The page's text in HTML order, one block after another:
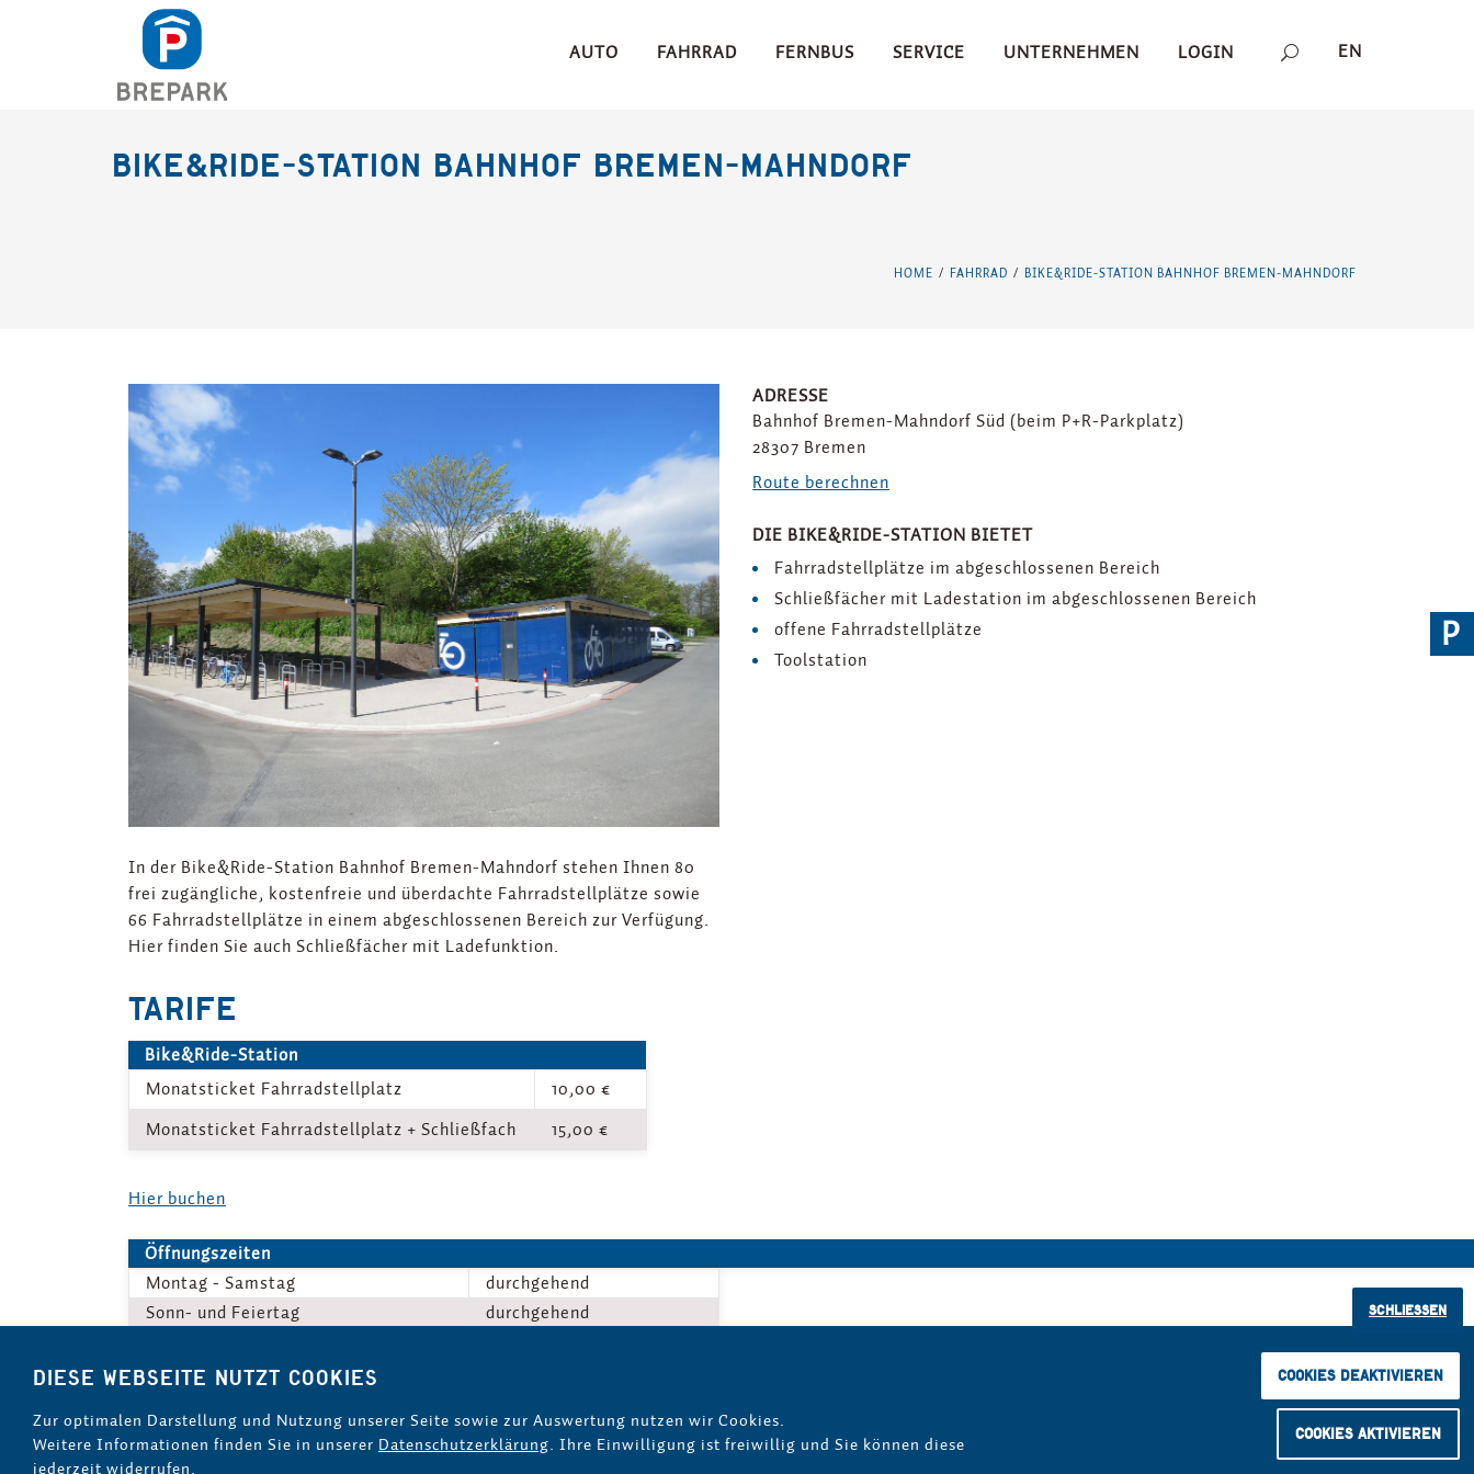
Schließen
Diese Webseite nutzt Cookies
Zur optimalen Darstellung und Nutzung unserer Seite sowie zur Auswertung nutzen wir Cookies.
Weitere Informationen finden Sie in unserer Datenschutzerklärung. Ihre Einwilligung ist freiwillig und Sie können diese
jederzeit widerrufen.
AUTO FAHRRAD FERNBUS SERVICE UNTERNEHMEN LOGIN EN
P
BIKE&RIDE-STATION BAHNHOF BREMEN-MAHNDORF
HOME / FAHRRAD / BIKE&RIDE-STATION BAHNHOF BREMEN-MAHNDORF
In der Bike&Ride-Station Bahnhof Bremen-Mahndorf stehen Ihnen 80
frei zugängliche, kostenfreie und überdachte Fahrradstellplätze sowie
66 Fahrradstellplätze in einem abgeschlossenen Bereich zur Verfügung.
Hier finden Sie auch Schließfächer mit Ladefunktion.
TARIFE
Bike&Ride-Station
Monatsticket Fahrradstellplatz
10,00 €
Monatsticket Fahrradstellplatz + Schließfach
15,00 €
Hier buchen
Öffnungszeiten
Montag - Samstag
durchgehend
Sonn- und Feiertag
durchgehend
ADRESSE
Bahnhof Bremen-Mahndorf Süd (beim P+R-Parkplatz)
28307 Bremen
Route berechnen
DIE BIKE&RIDE-STATION BIETET
Fahrradstellplätze im abgeschlossenen Bereich
Schließfächer mit Ladestation im abgeschlossenen Bereich
offene Fahrradstellplätze
Toolstation
Leichte Sprache Gebärdensprache Barrierefreiheit Impressum Datenschutz AGB AEB